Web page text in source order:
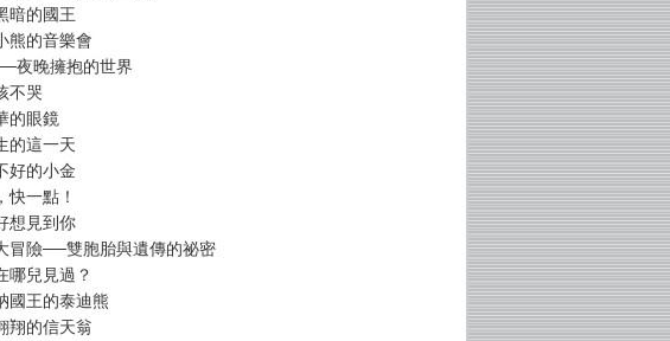
暗的國王
熊的音樂會
夜晚擁抱的世界
不哭
的眼鏡
的這一天
好的小金
快一點！
想見到你
冒險──雙胞胎與遺傳的祕密
哪兒見過？
國王的泰迪熊
翔的信天翁